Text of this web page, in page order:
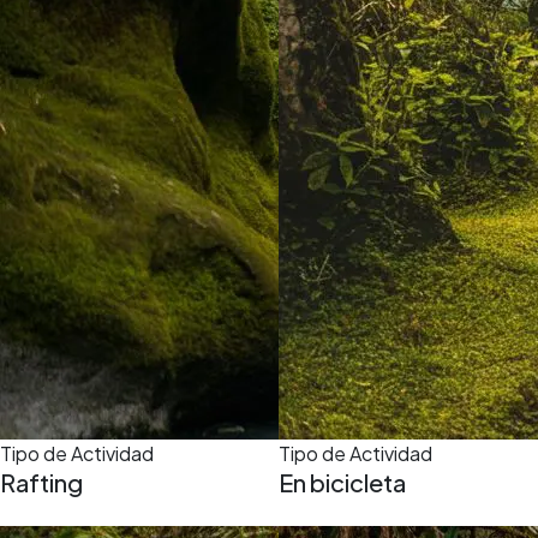
Tipo de Actividad
Rafting
Tipo de Actividad
En bicicleta